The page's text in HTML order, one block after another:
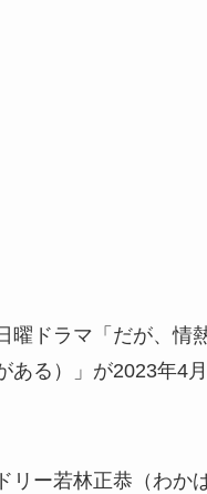
曜ドラマ「だが、情
ある）」が2023年4
リー若林正恭（わか